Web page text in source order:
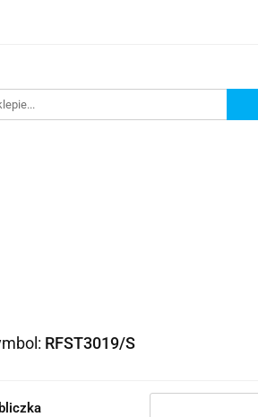
RFST3019/S